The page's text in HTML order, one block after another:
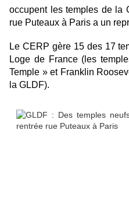
occupent les temples de la
rue Puteaux à Paris a un
Le CERP gère 15 des 17
Loge de France (les
Temple » et Franklin
la GLDF).